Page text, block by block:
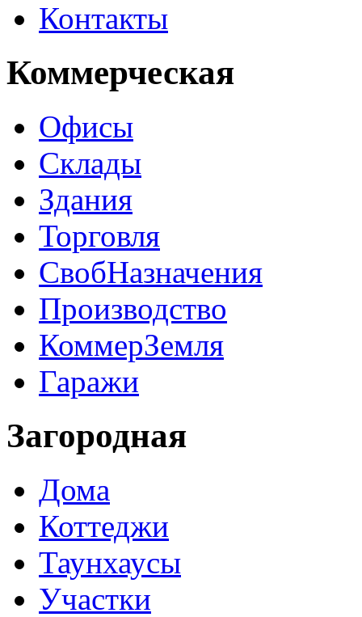
Контакты
Коммерческая
Офисы
Склады
Здания
Торговля
СвобНазначения
Производство
КоммерЗемля
Гаражи
Загородная
Дома
Коттеджи
Таунхаусы
Участки